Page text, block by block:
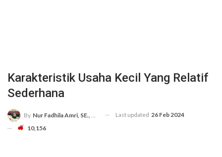
Karakteristik Usaha Kecil Yang Relatif
Sederhana
By Nur Fadhila Amri, SE., Ak., M.Si Last updated 26 Feb 2024
10,156